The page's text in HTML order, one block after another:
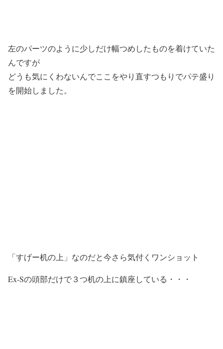
左のパーツのように少しだけ幅つめしたものを着けていた
んですが
どうも気にくわないんでここをやり直すつもりでパテ盛り
を開始しました。
「すげー机の上」なのだと今さら気付くワンショット
Ex-Sの頭部だけで３つ机の上に鎮座している・・・